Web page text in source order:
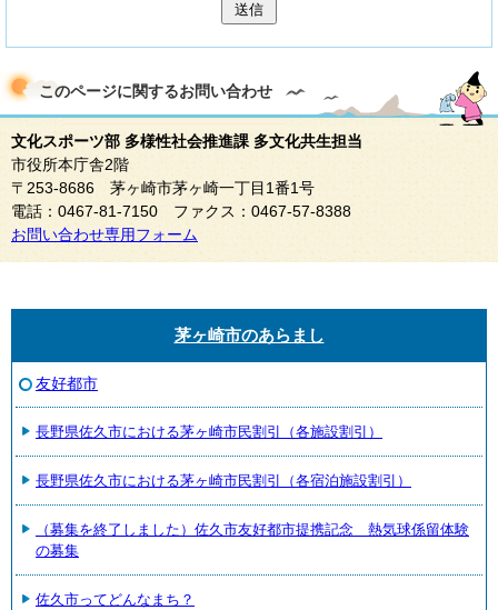
送信
このページに関するお問い合わせ
文化スポーツ部 多様性社会推進課 多文化共生担当
市役所本庁舎2階
〒253-8686 茅ヶ崎市茅ヶ崎一丁目1番1号
電話：0467-81-7150 ファクス：0467-57-8388
お問い合わせ専用フォーム
茅ヶ崎市のあらまし
友好都市
長野県佐久市における茅ヶ崎市民割引（各施設割引）
長野県佐久市における茅ヶ崎市民割引（各宿泊施設割引）
（募集を終了しました）佐久市友好都市提携記念 熱気球係留体験
の募集
佐久市ってどんなまち？